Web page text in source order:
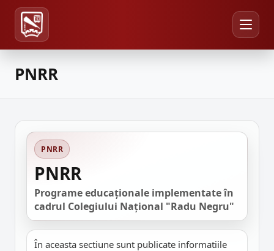
PNRR
PNRR
PNRR
Programe educaționale implementate în
cadrul Colegiului Național "Radu Negru"
În aceasta sectiune sunt publicate informatiile